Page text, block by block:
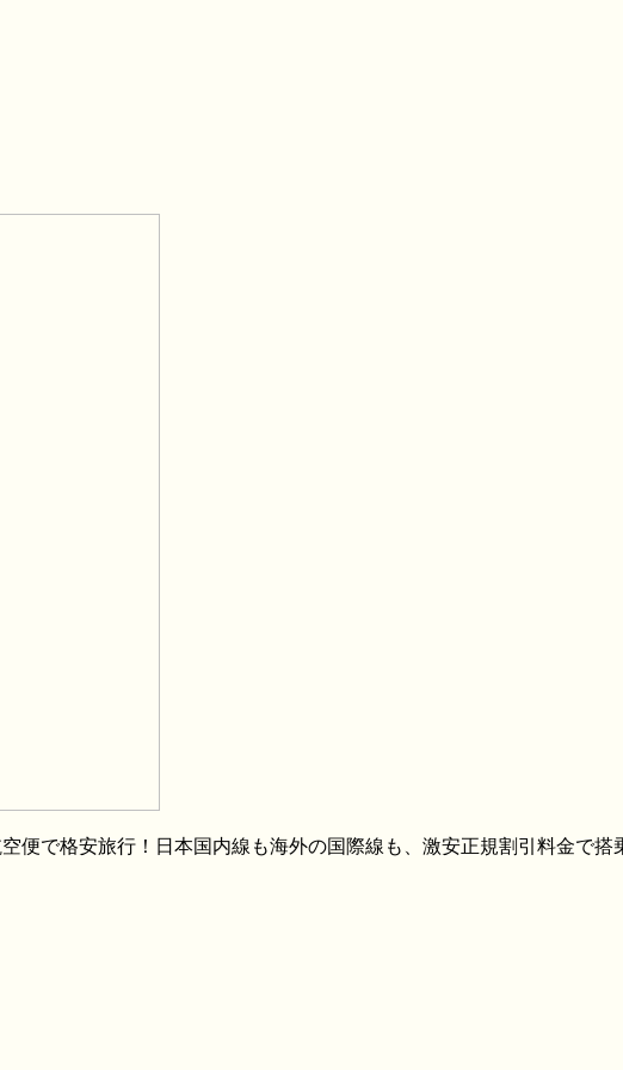
便で格安旅行！日本国内線も海外の国際線も、激安正規割引料金で搭